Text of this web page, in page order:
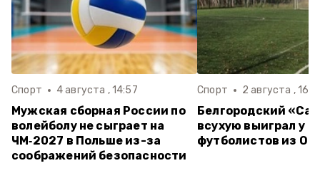
Спорт 4 августа , 14:57
Мужская сборная России по
волейболу не сыграет на
ЧМ‑2027 в Польше из-за
соображений безопасности
Спорт 2 августа ,
Белгородский
всухую выиграл у
футболистов из